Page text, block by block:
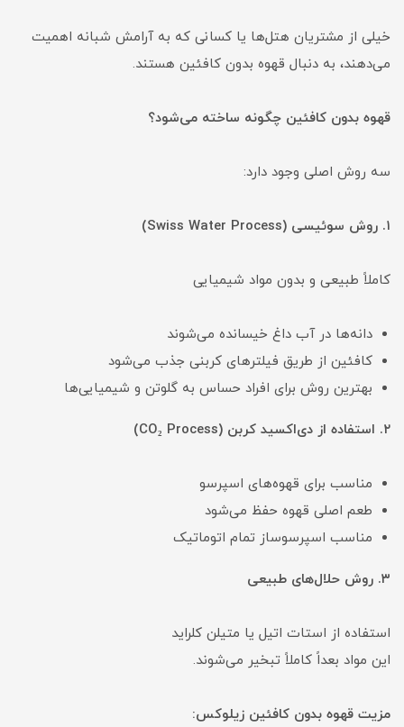
خیلی از مشتریان هتل‌ها یا کسانی که به آرامش شبانه اهمیت
می‌دهند، به دنبال قهوه بدون کافئین هستند.
قهوه بدون کافئین چگونه ساخته می‌شود؟
سه روش اصلی وجود دارد:
۱. روش سوئیسی (Swiss Water Process)
کاملاً طبیعی و بدون مواد شیمیایی
دانه‌ها در آب داغ خیسانده می‌شوند
کافئین از طریق فیلترهای کربنی جذب می‌شود
بهترین روش برای افراد حساس به گلوتن و شیمیایی‌ها
۲. استفاده از دی‌اکسید کربن (CO₂ Process)
مناسب برای قهوه‌های اسپرسو
طعم اصلی قهوه حفظ می‌شود
مناسب اسپرسوساز تمام اتوماتیک
۳. روش حلال‌های طبیعی
استفاده از استات اتیل یا متیلن کلراید
این مواد بعداً کاملاً تبخیر می‌شوند.
مزیت قهوه بدون کافئین زیلوکس: